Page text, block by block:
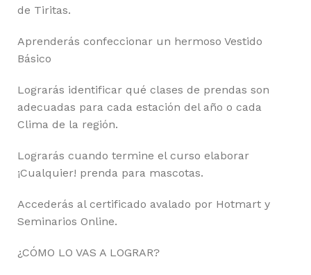
de Tiritas.
Aprenderás confeccionar un hermoso Vestido
Básico
Lograrás identificar qué clases de prendas son
adecuadas para cada estación del año o cada
Clima de la región.
Lograrás cuando termine el curso elaborar
¡Cualquier! prenda para mascotas.
Accederás al certificado avalado por Hotmart y
Seminarios Online.
¿CÓMO LO VAS A LOGRAR?